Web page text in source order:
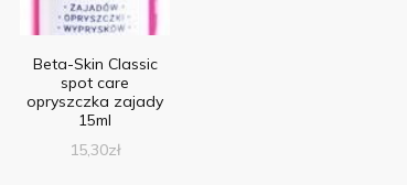
Beta-Skin Classic
spot care
opryszczka zajady
15ml
15,30zł